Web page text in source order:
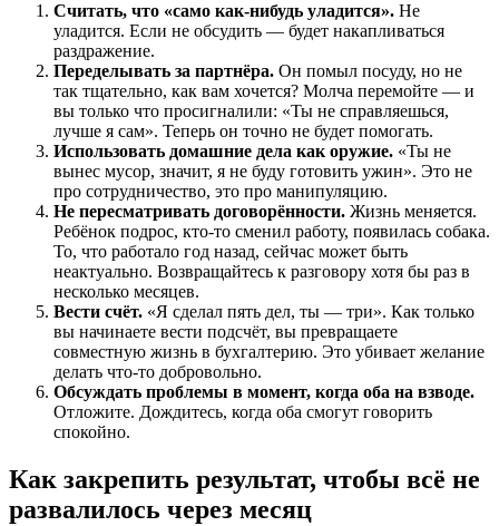
Считать, что «само как-нибудь уладится». Не
уладится. Если не обсудить — будет накапливаться
раздражение.
Переделывать за партнёра. Он помыл посуду, но не
так тщательно, как вам хочется? Молча перемойте — и
вы только что просигналили: «Ты не справляешься,
лучше я сам». Теперь он точно не будет помогать.
Использовать домашние дела как оружие. «Ты не
вынес мусор, значит, я не буду готовить ужин». Это не
про сотрудничество, это про манипуляцию.
Не пересматривать договорённости. Жизнь меняется.
Ребёнок подрос, кто-то сменил работу, появилась собака.
То, что работало год назад, сейчас может быть
неактуально. Возвращайтесь к разговору хотя бы раз в
несколько месяцев.
Вести счёт. «Я сделал пять дел, ты — три». Как только
вы начинаете вести подсчёт, вы превращаете
совместную жизнь в бухгалтерию. Это убивает желание
делать что-то добровольно.
Обсуждать проблемы в момент, когда оба на взводе.
Отложите. Дождитесь, когда оба смогут говорить
спокойно.
Как закрепить результат, чтобы всё не
развалилось через месяц